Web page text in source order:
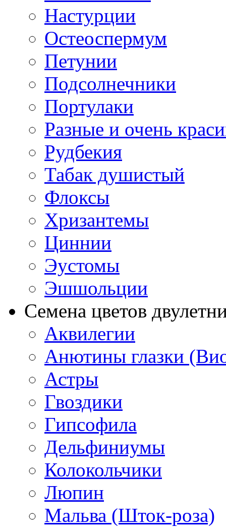
Настурции
Остеоспермум
Петунии
Подсолнечники
Портулаки
Разные и очень
Рудбекия
Табак душистый
Флоксы
Хризантемы
Циннии
Эустомы
Эшшольции
Семена цветов
Аквилегии
Анютины глазки
Астры
Гвоздики
Гипсофила
Дельфиниумы
Колокольчики
Люпин
Мальва (Шток-роза)